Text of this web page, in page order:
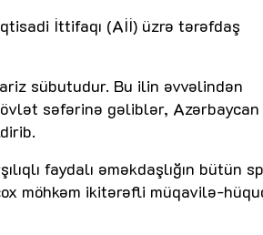
İttifaqı (Aİİ) üzrə tərəfdaş
sübutudur. Bu ilin əvvəlindən
səfərinə gəliblər, Azərbaycan
faydalı əməkdaşlığın bütün
möhkəm ikitərəfli müqavilə-